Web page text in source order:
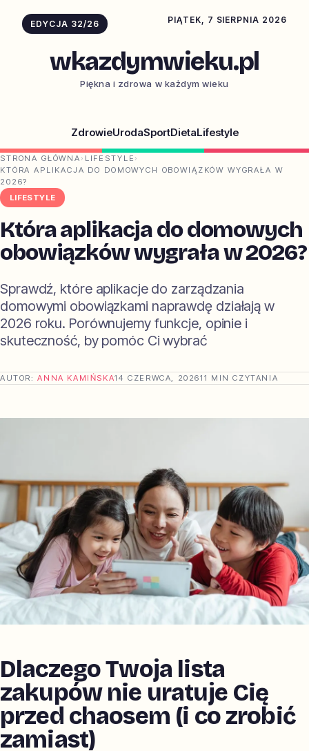
EDYCJA 32/26 PIĄTEK, 7 SIERPNIA 2026
wkazdymwieku.pl
Piękna i zdrowa w każdym wieku
ZdrowieUrodaSportDietaLifestyle
STRONA GŁÓWNA › LIFESTYLE ›
KTÓRA APLIKACJA DO DOMOWYCH OBOWIĄZKÓW WYGRAŁA W
2026?
LIFESTYLE
Która aplikacja do domowych
obowiązków wygrała w 2026?
Sprawdź, które aplikacje do zarządzania
domowymi obowiązkami naprawdę działają w
2026 roku. Porównujemy funkcje, opinie i
skuteczność, by pomóc Ci wybrać
AUTOR:ANNA KAMIŃSKA14 CZERWCA, 202611 MIN CZYTANIA
Dlaczego Twoja lista
zakupów nie uratuje Cię
przed chaosem (i co zrobić
zamiast)